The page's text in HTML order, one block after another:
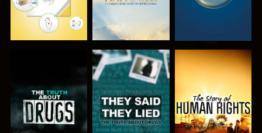
ANSEHEN ANSEHEN